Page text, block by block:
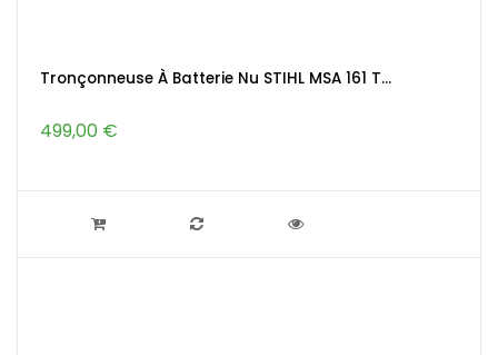
Tronçonneuse À Batterie Nu STIHL MSA 161 T...
499,00 €